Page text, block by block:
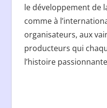
le développement de
comme à
organisateurs, aux
producteurs qui
l’histoire